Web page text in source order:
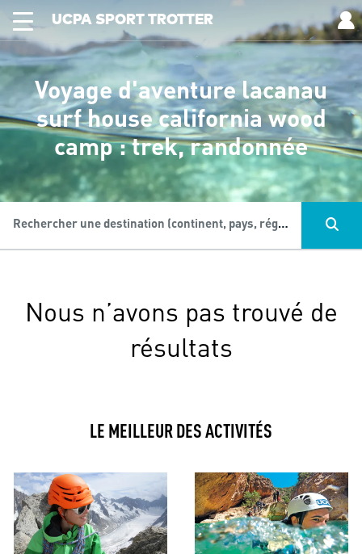
UCPA SPORT TROTTER
Voyage d'aventure lacanau
surf house california wood
camp : trek, randonnée
Rechercher une destination (continent, pays, région...), une activité...
Nous n’avons pas trouvé de
résultats
LE MEILLEUR DES ACTIVITÉS